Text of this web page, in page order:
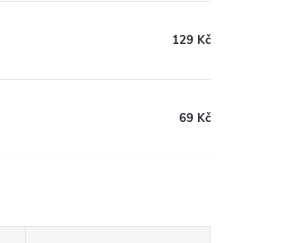
129 Kč
69 Kč